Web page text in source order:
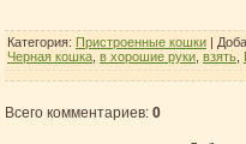
Категория: Пристроенные кошки |
Черная кошка в хорошие руки взять
Всего комментариев: 0